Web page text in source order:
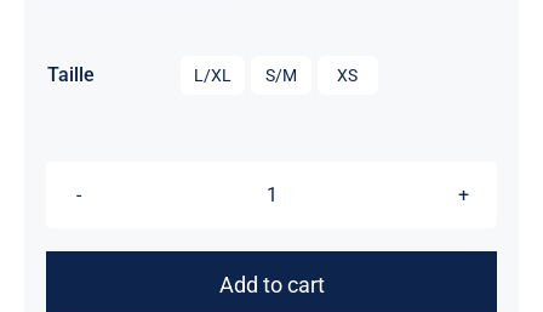
Taille L/XL S/M XS
-
Add to cart